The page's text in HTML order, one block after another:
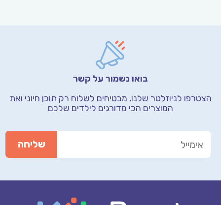
בואו נשמור על קשר
הצטרפו לניוזלטר שלנו, מבטיחים לשלוח רק תוכן חיוני ואת
המוצרים הכי מדורגים לילדים שלכם